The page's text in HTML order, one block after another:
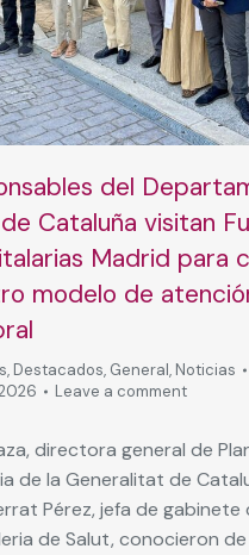
del
Cataluña visitan
Madrid para
modelo de
, Destacados, General, Noticias
Leave a comment
directora general de
de la Generalitat de
Pérez, jefa de gabinete
de Salut, conocieron